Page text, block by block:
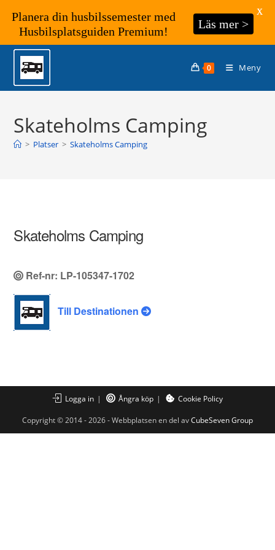
Hoppa
innehållet
0 Meny
Skateholms Camping
> Platser > Skateholms Camping
Skateholms Camping
Ref-nr: LP-105347-1702
Till Destinationen
Logga in Ångra köp Cookie Policy
Copyright © 2014 - 2026 - Webbplatsen en del avCubeSeven Group
Planera din husbilssemester med
Husbilsplatsguiden Premium!
Läs mer >
X